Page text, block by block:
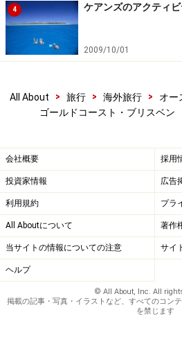
ボリューム満点のコンチネンタル
ライフセービングの拠点として
こともできます。基本的にはメ
が、受付でビジター登録さえす
代の一部はライフセービングに
す。10オーストラリアドルを支
飲食代の10％が割引になります。
小ネタですが「ライフセーバー
違いはご存じですか？ 両者とも
ライフセーバーはボランティア
4 ケアンズのアクティ
2009/10/01
All About > 旅行 > 海外旅行 > オー
ゴールドコースト・ブリスベン
会社概要 採用
投資家情報 広告
利用規約 プラ
All Aboutについて 著作
当サイトの情報についての注意 サイ
ヘルプ
© All About, Inc. All
掲載の記事・写真・イラストなど、すべてのコン
を禁じます